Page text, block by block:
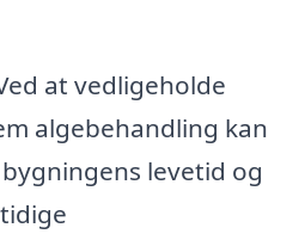
at vedligeholde
algebehandling kan
levetid og